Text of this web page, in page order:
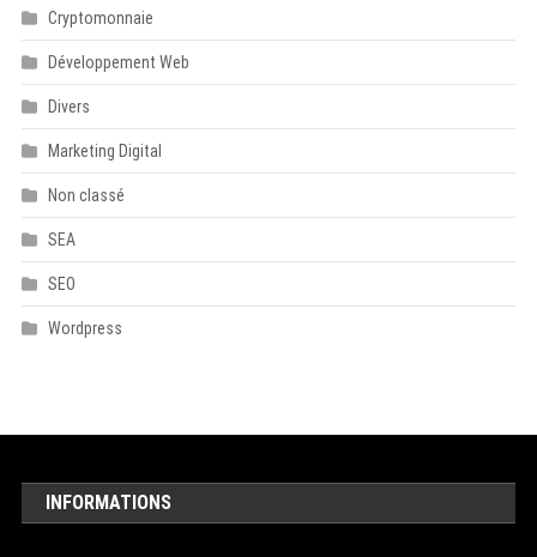
Cryptomonnaie
Développement Web
Divers
Marketing Digital
Non classé
SEA
SEO
Wordpress
INFORMATIONS